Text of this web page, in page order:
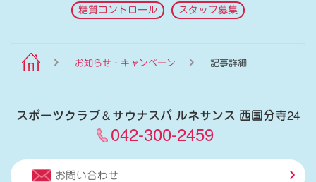
糖質コントロール スタッフ募集
お知らせ・キャンペーン 記事詳細
スポーツクラブ＆サウナスパ ルネサンス 西国分寺24
042-300-2459
お問い合わせ